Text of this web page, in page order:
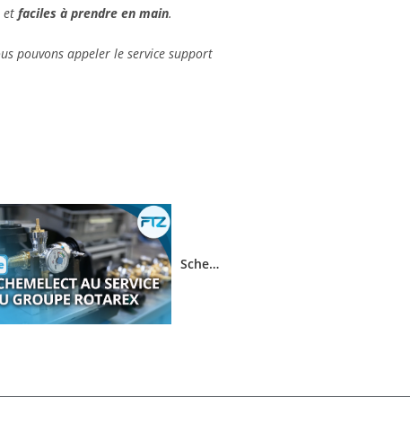
et faciles à prendre en main.
pouvons appeler le service support
SchemELECT au service du groupe ROTAREX